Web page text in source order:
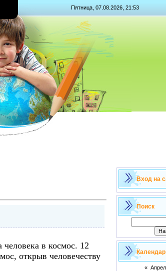
Пятница, 07.08.2026, 21:53
в космос. 12
открыв человечеству
Вход на
Поиск
«